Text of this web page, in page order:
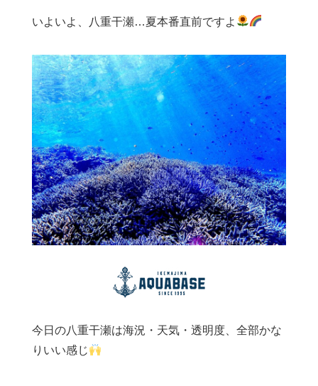
いよいよ、八重干瀬…夏本番直前ですよ
今日の八重干瀬は海況・天気・透明度、全部かな
りいい感じ